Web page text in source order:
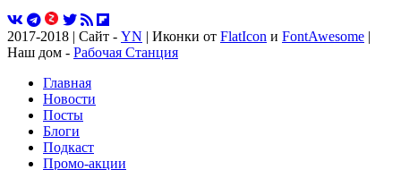
2017-2018 | Сайт - YN | Иконки от FlatIcon и FontAwesome |
Наш дом - Рабочая Станция
Главная
Новости
Посты
Блоги
Подкаст
Промо-акции